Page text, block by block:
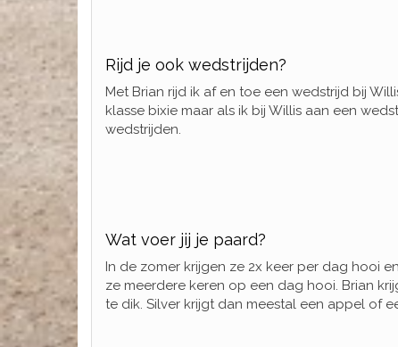
Rijd je ook wedstrijden?
Met Brian rijd ik af en toe een wedstrijd bij
klasse bixie maar als ik bij Willis aan een
wedstrijden.
Wat voer jij je paard?
In de zomer krijgen ze 2x keer per dag hooi
ze meerdere keren op een dag hooi. Brian
te dik. Silver krijgt dan meestal een appel of